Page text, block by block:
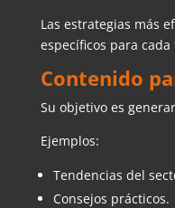
Las estrategias más
específicos para
Contenido
Su objetivo es
Ejemplos:
Tendencias del
Consejos prácticos.